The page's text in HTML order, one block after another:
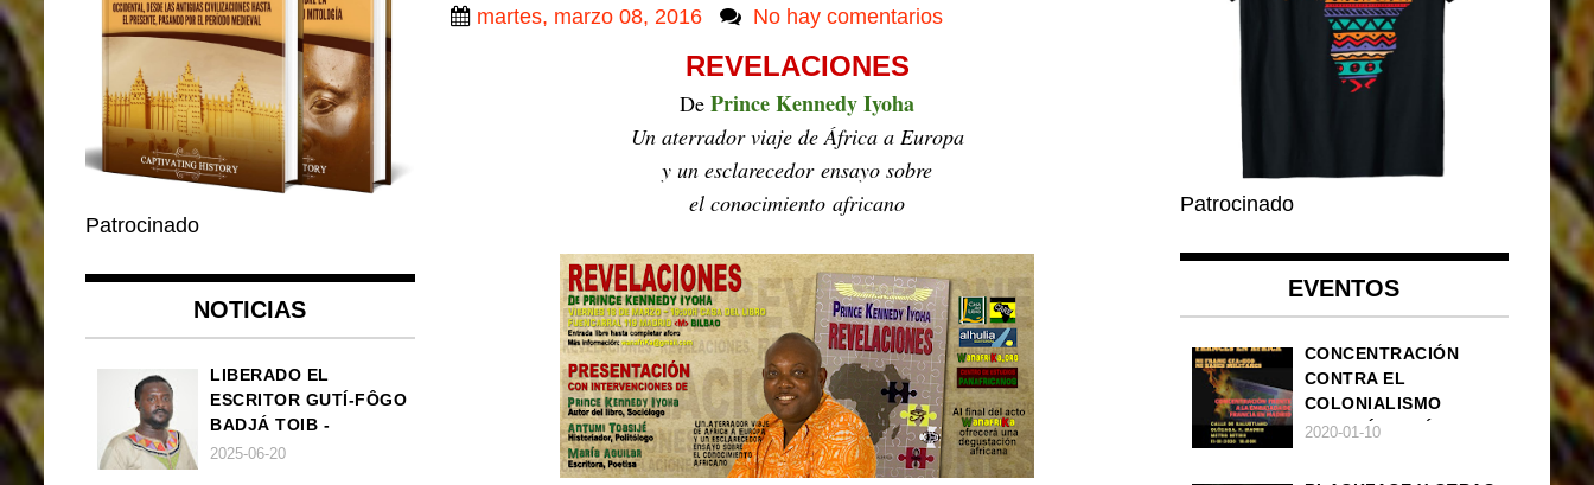
martes, marzo 08, 2016 No hay comentarios
REVELACIONES
De Prince Kennedy Iyoha
Un aterrador viaje de África a Europa
y un esclarecedor ensayo sobre
el conocimiento africano
Patrocinado
NOTICIAS
LIBERADO EL
ESCRITOR GUTÍ-FÔGO
BADJÁ TOIB -
FRANCISCO
2025-06-20
Patrocinado
EVENTOS
CONCENTRACIÓN
CONTRA EL
COLONIALISMO
FRANCÉS EN ÁFRICA
2020-01-10